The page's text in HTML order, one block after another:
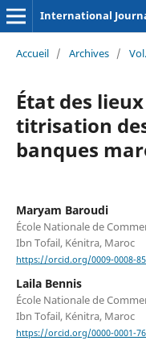
International
Accueil / Archives /
État des
titrisation
banques
Maryam Baroudi
École Nationale de
Ibn Tofail, Kénitra, Maroc
https://orcid.org/0009-0008-
Laila Bennis
École Nationale de
Ibn Tofail, Kénitra, Maroc
https://orcid.org/0000-0001-